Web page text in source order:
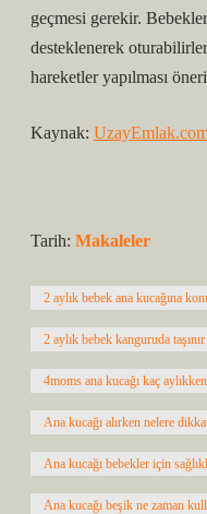
geçmesi gerekir.
desteklenerek
hareketler yapılması
Kaynak:
Tarih: Makaleler
2 aylık bebek ana kucağına
2 aylık bebek kanguruda taşınır
4moms ana kucağı kaç
Ana kucağı alırken nelere
Ana kucağı bebekler için
Ana kucağı beşik ne zaman